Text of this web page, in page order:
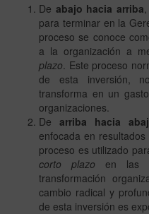
De abajo hacia arriba
para terminar en la
proceso se conoce
a la organización a
plazo . Este proceso
de esta inversión,
transforma en un
organizaciones.
De arriba hacia
enfocada en
proceso es utilizado
corto plazo en las
transformación
cambio radical y
de esta inversión es